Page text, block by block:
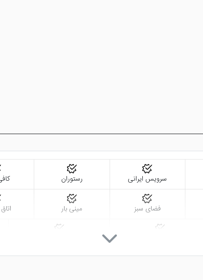
سرویس ایرانی رستوران
فضای سبز مینی بار